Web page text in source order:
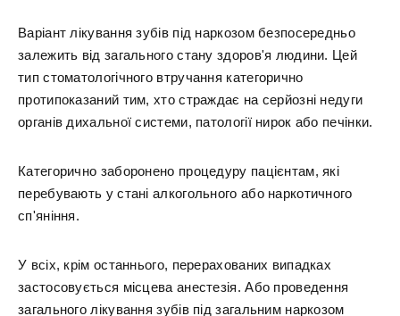
Варіант лікування зубів під наркозом безпосередньо
залежить від загального стану здоров'я людини. Цей
тип стоматологічного втручання категорично
протипоказаний тим, хто страждає на серйозні недуги
органів дихальної системи, патології нирок або печінки.
Категорично заборонено процедуру пацієнтам, які
перебувають у стані алкогольного або наркотичного
сп'яніння.
У всіх, крім останнього, перерахованих випадках
застосовується місцева анестезія. Або проведення
загального лікування зубів під загальним наркозом